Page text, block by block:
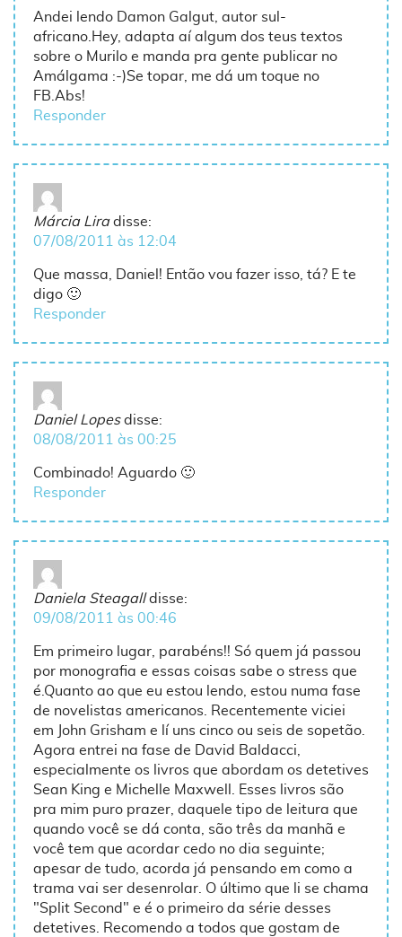
Andei lendo Damon Galgut, autor sul-
africano.Hey, adapta aí algum dos teus textos
sobre o Murilo e manda pra gente publicar no
Amálgama :-)Se topar, me dá um toque no
FB.Abs!
Responder
Márcia Lira disse:
07/08/2011 às 12:04
Que massa, Daniel! Então vou fazer isso, tá? E te
digo 🙂
Responder
Daniel Lopes disse:
08/08/2011 às 00:25
Combinado! Aguardo 🙂
Responder
Daniela Steagall disse:
09/08/2011 às 00:46
Em primeiro lugar, parabéns!! Só quem já passou
por monografia e essas coisas sabe o stress que
é.Quanto ao que eu estou lendo, estou numa fase
de novelistas americanos. Recentemente viciei
em John Grisham e lí uns cinco ou seis de sopetão.
Agora entrei na fase de David Baldacci,
especialmente os livros que abordam os detetives
Sean King e Michelle Maxwell. Esses livros são
pra mim puro prazer, daquele tipo de leitura que
quando você se dá conta, são três da manhã e
você tem que acordar cedo no dia seguinte;
apesar de tudo, acorda já pensando em como a
trama vai ser desenrolar. O último que li se chama
"Split Second" e é o primeiro da série desses
detetives. Recomendo a todos que gostam de